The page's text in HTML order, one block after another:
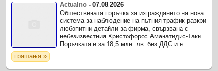
Actualno -07.08.2026
Обществената поръчка за изграждането на нова
система за наблюдение на пътния трафик разкри
любопитни детайли за фирма, свързвана с
небезизвестния Христофорос Аманатидис-Таки .
Поръчката е за 18,5 млн. лв. без ДДС и е
прашања »